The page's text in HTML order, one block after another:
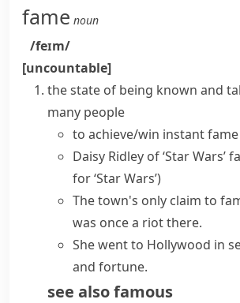
fame noun
/feɪm/
[uncountable]
the state of being known and
many people
to achieve/win instantfame
Daisy Ridley of ‘Star Wars’
for ‘Star Wars’)
The town's only claim to
was once a riot there.
She went to Hollywood in
and fortune.
see alsofamous